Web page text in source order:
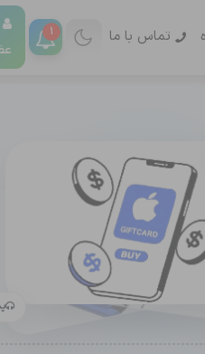
تماس با ما 1